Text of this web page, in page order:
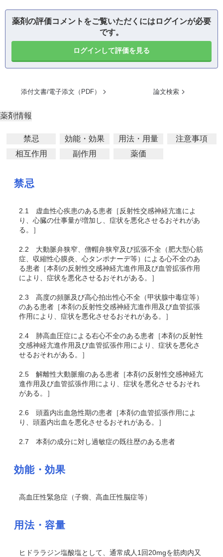
薬剤の評価コメントをご覧いただくにはログインが必要
です。
ログインして評価を見る
添付文書/電子添文（PDF） 論文検索
薬剤情報
禁忌 効能・効果 用法・用量
注意事項
相互作用
副作用 薬価
禁忌
2.1
虚血性心疾患のある患者［反射性交感神経亢進によ
り、心臓の仕事量が増加し、症状を悪化させるおそれがあ
る。］
2.2 大動脈弁狭窄、僧帽弁狭窄及び拡張不全（肥大型心筋
症、収縮性心膜炎、心タンポナーデ等）による心不全のあ
る患者［本剤の反射性交感神経亢進作用及び血管拡張作用
により、症状を悪化させるおそれがある。］
2.3 高度の頻脈及び高心拍出性心不全（甲状腺中毒症等）
のある患者［本剤の反射性交感神経亢進作用及び血管拡張
作用により、症状を悪化させるおそれがある。］
2.4 肺高血圧症による右心不全のある患者［本剤の反射性
交感神経亢進作用及び血管拡張作用により、症状を悪化さ
せるおそれがある。］
2.5 解離性大動脈瘤のある患者［本剤の反射性交感神経亢
進作用及び血管拡張作用により、症状を悪化させるおそれ
がある。］
2.6 頭蓋内出血急性期の患者［本剤の血管拡張作用によ
り、頭蓋内出血を悪化させるおそれがある。］
2.7 本剤の成分に対し過敏症の既往歴のある患者
効能・効果
高血圧性緊急症（子癇、高血圧性脳症等）
用法・容量
ヒドララジン塩酸塩として、通常成人1回20mgを筋肉内又